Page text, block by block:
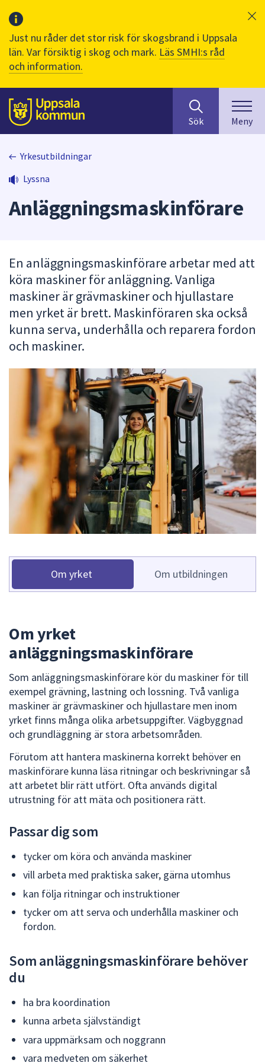
Just nu råder det stor risk för skogsbrand i Uppsala
län. Var försiktig i skog och mark. Läs SMHI:s råd
och information.
Till sidans
huvudinnehåll
efter
innehåll
på
skriva
sökförslag
att
presenteras
under
fältet.
Använd
att
navigera
mellan
sökförslagen
och
enter
för
att
välja
något
av
dem.
Sök Meny
Yrkesutbildningar
Lyssna
Anläggningsmaskinförare
En anläggningsmaskinförare arbetar med att
köra maskiner för anläggning. Vanliga
maskiner är grävmaskiner och hjullastare
men yrket är brett. Maskinföraren ska också
kunna serva, underhålla och reparera fordon
och maskiner.
Om yrket Om utbildningen
Om yrket
anläggningsmaskinförare
Som anläggningsmaskinförare kör du maskiner för till
exempel grävning, lastning och lossning. Två vanliga
maskiner är grävmaskiner och hjullastare men inom
yrket finns många olika arbetsuppgifter. Vägbyggnad
och grundläggning är stora arbetsområden.
Förutom att hantera maskinerna korrekt behöver en
maskinförare kunna läsa ritningar och beskrivningar så
att arbetet blir rätt utfört. Ofta används digital
utrustning för att mäta och positionera rätt.
Passar dig som
tycker om köra och använda maskiner
vill arbeta med praktiska saker, gärna utomhus
kan följa ritningar och instruktioner
tycker om att serva och underhålla maskiner och
fordon.
Som anläggningsmaskinförare behöver
du
ha bra koordination
kunna arbeta självständigt
vara uppmärksam och noggrann
vara medveten om säkerhet